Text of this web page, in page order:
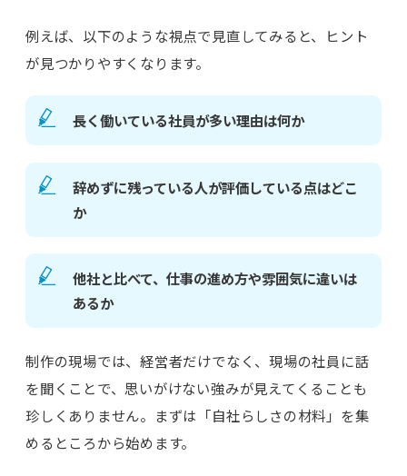
例えば、以下のような視点で見直してみると、ヒント
が見つかりやすくなります。
長く働いている社員が多い理由は何か
辞めずに残っている人が評価している点はどこ
か
他社と比べて、仕事の進め方や雰囲気に違いは
あるか
制作の現場では、経営者だけでなく、現場の社員に話
を聞くことで、思いがけない強みが見えてくることも
珍しくありません。まずは「自社らしさの材料」を集
めるところから始めます。